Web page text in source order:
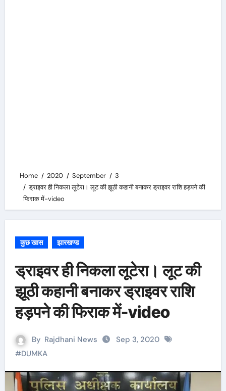
Home 2020 September
3
ड्राइवर ही निकला लूटेरा। लूट की झूठी कहानी बनाकर ड्राइवर राशि हड़पने की
फिराक में-video
कुछ खास झारखण्ड
ड्राइवर ही निकला लूटेरा। लूट की
झूठी कहानी बनाकर ड्राइवर राशि
हड़पने की फिराक में-video
By Rajdhani News
Sep 3, 2020
#DUMKA